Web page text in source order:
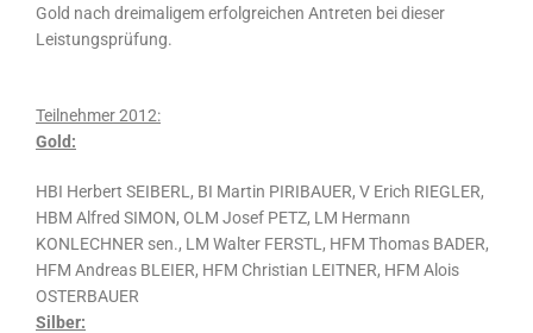
Gold nach dreimaligem erfolgreichen Antreten bei dieser
Leistungsprüfung.
Teilnehmer 2012:
Gold:
HBI Herbert SEIBERL, BI Martin PIRIBAUER, V Erich RIEGLER,
HBM Alfred SIMON, OLM Josef PETZ, LM Hermann
KONLECHNER sen., LM Walter FERSTL, HFM Thomas BADER,
HFM Andreas BLEIER, HFM Christian LEITNER, HFM Alois
OSTERBAUER
Silber: